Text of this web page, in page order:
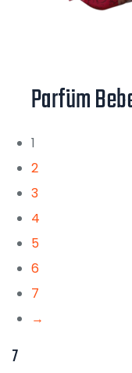
Parfüm
1
2
3
4
5
6
7
→
7